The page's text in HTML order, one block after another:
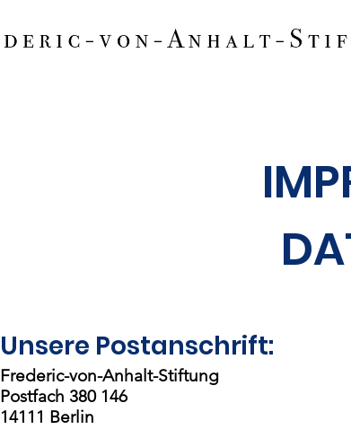
Unsere Postanschrift:
Frederic-von-Anhalt-Stiftung
Postfach 380 146
14111 Berlin